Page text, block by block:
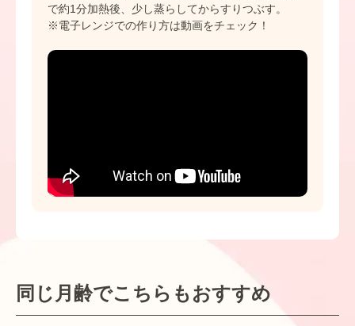
で約1分加熱後、少し蒸らしてからすりつぶす。
※電子レンジでの作り方は動画をチェック！
同じ月齢でこちらもおすすめ